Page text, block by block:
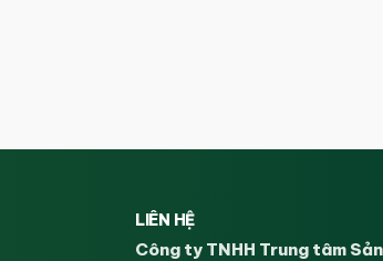
LIÊN HỆ
Công ty TNHH Trung tâm